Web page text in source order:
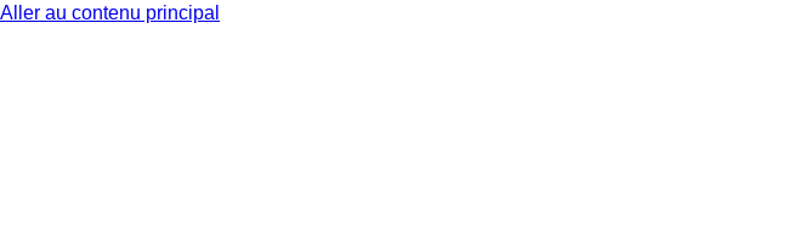
Aller au contenu principal